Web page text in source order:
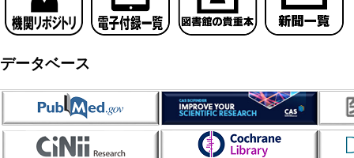
データベース